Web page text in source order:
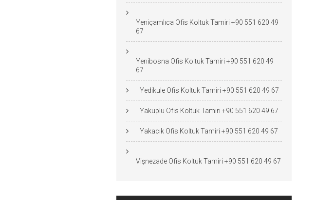
Yeniçamlıca Ofis Koltuk Tamiri +90 551 620 49
67
Yenibosna Ofis Koltuk Tamiri +90 551 620 49
67
Yedikule Ofis Koltuk Tamiri +90 551 620 49 67
Yakuplu Ofis Koltuk Tamiri +90 551 620 49 67
Yakacık Ofis Koltuk Tamiri +90 551 620 49 67
Vişnezade Ofis Koltuk Tamiri +90 551 620 49 67